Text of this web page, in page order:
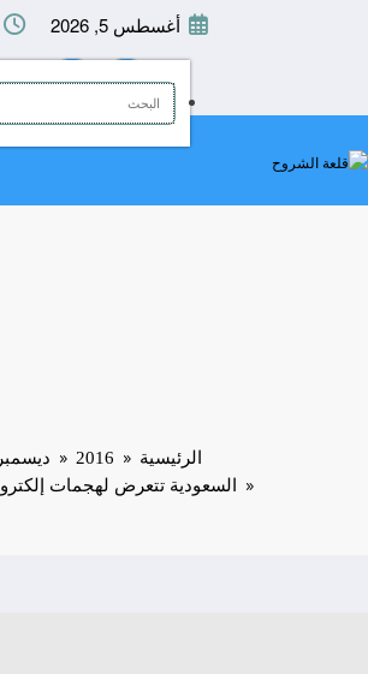
أغسطس 5, 2026
الرئيسية 2016
ديسمبر
السعودية تتعرض لهجمات